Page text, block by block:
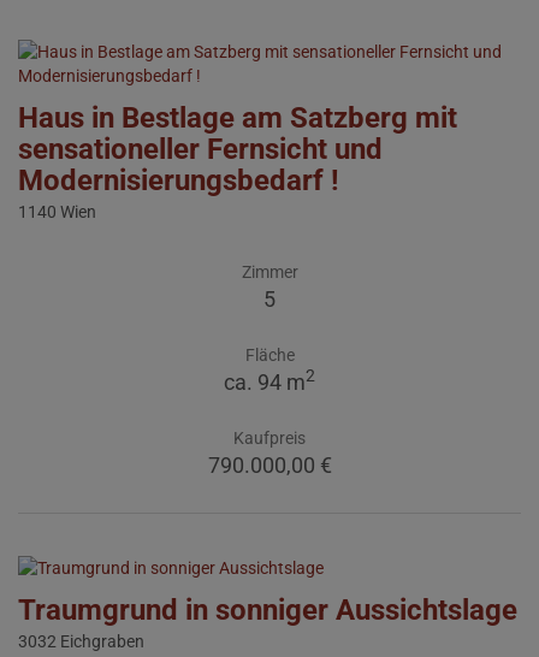
Haus in Bestlage am Satzberg mit
sensationeller Fernsicht und
Modernisierungsbedarf !
1140 Wien
Zimmer
5
Fläche
ca. 94 m2
Kaufpreis
790.000,00 €
Traumgrund in sonniger Aussichtslage
3032 Eichgraben